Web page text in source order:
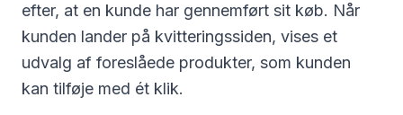
efter, at en kunde har gennemført sit køb. Når
kunden lander på kvitteringssiden, vises et
udvalg af foreslåede produkter, som kunden
kan tilføje med ét klik.